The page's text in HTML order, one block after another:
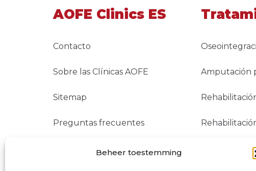
Beheer toestemming
AOFE Clinics ES
Contacto
Sobre las Clínicas AOFE
Sitemap
Preguntas frecuentes
Reembolsos
Amputación